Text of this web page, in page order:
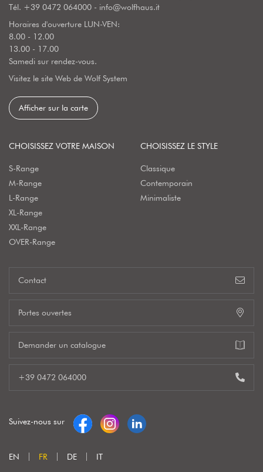
Tél. +39 0472 064000 - info@wolfhaus.it
Horaires d'ouverture LUN-VEN:
8.00 - 12.00
13.00 - 17.00
Samedi sur rendez-vous.
Visitez le site Web de Wolf System
Afficher sur la carte
CHOISISSEZ VOTRE MAISON
S-Range
M-Range
L-Range
XL-Range
XXL-Range
OVER-Range
CHOISISSEZ LE STYLE
Classique
Contemporain
Minimaliste
Contact
Portes ouvertes
Demander un catalogue
+39 0472 064000
Suivez-nous sur
EN FR DE IT